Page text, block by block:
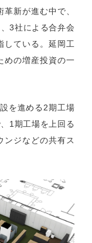
新が進む中で、
3社による合弁会
している。延岡工
めの増産投資の一
を進める 2期工場
1 期工場を上回る
ンジなどの共有ス